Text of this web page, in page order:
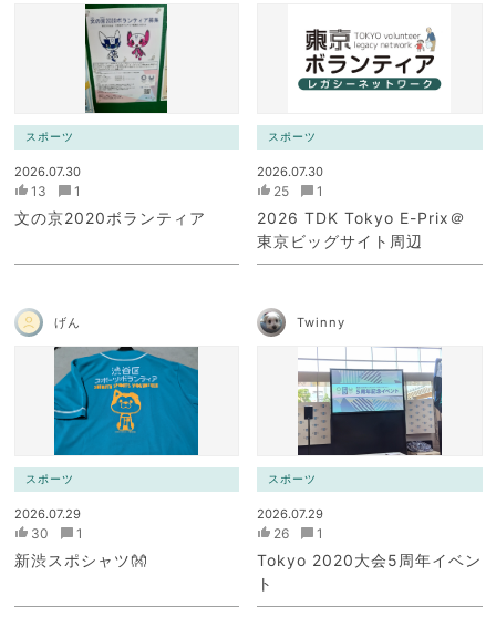
スポーツ
2026.07.30
13 1
文の京2020ボランティア
スポーツ
2026.07.30
25 1
2026 TDK Tokyo E-Prix＠
東京ビッグサイト周辺
げん
スポーツ
2026.07.29
30 1
新渋スポシャツ👐
Twinny
スポーツ
2026.07.29
26 1
Tokyo 2020大会5周年イベン
ト